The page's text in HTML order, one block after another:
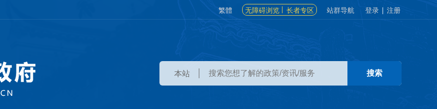
繁體 无障碍浏览 长者专区 站群导航 登录 | 注册
本站